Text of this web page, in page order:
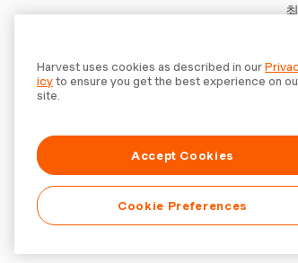
Harvest uses cookies as described in our
icyto ensure you get the best experience on
site.
Accept Cookies
Cookie Preferences